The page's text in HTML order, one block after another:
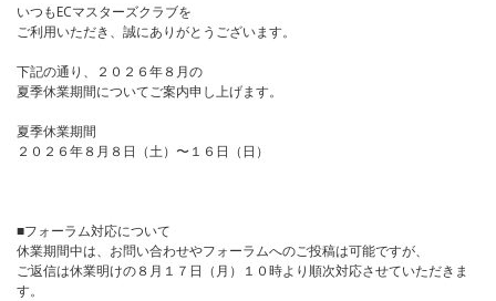
いつもECマスターズクラブを
ご利用いただき、誠にありがとうございます。
下記の通り、２０２６年８月の
夏季休業期間についてご案内申し上げます。
夏季休業期間
２０２６年８月８日（土）〜１６日（日）
■フォーラム対応について
休業期間中は、お問い合わせやフォーラムへのご投稿は可能ですが、
ご返信は休業明けの８月１７日（月）１０時より順次対応させていただきま
す。